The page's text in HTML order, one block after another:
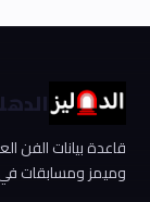
قاعدة بيانات الفن
وميمز ومسابقات